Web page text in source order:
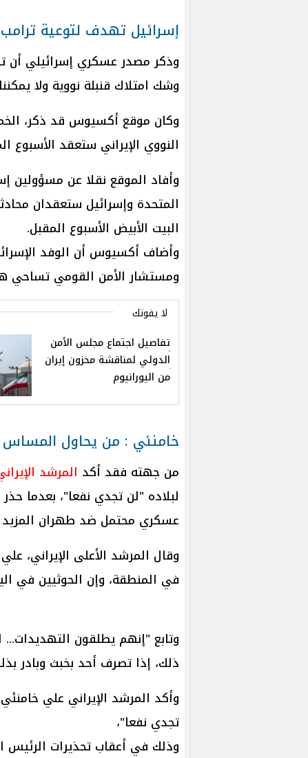
إسرائيل تهدف لتوعية ترامب
وذكر مصدر عسكري إسرائيلي أن
وشك امتلاك قنبلة نووية ولا
وكان موقع أكسيوس قد ذكر،
النووي الإيراني ستعقد الأسبوع
وأفاد الموقع نقلا عن مسؤولين
المتحدة وإسرائيل ستعقدان
البيت الأبيض الأسبوع المقبل.
وأضاف أكسيوس أن الوفد
ومستشار الأمن القومي تساحي
لا يفوتك
تفاصيل اجتماع مجلس الأمن
الدولي لمناقشة مخزون إيران
من اليورانيوم
خامنئي : من يحاول
من جهته فقد أكد المرشد
لبلاده "لن تجدي نفعا"، بعدما
عسكري محتمل ضد طهران المزيد
وقال المرشد الأعلى الإيراني،
في المنطقة، وإن الحوثيين في
وتابع "إنهم يطلقون
ذلك، إذا تصرف أحد بخبث وبادر
وأكد المرشد الإيراني علي
تجدي نفعا"،
وذلك في أعقاب تحذيرات الرئيس